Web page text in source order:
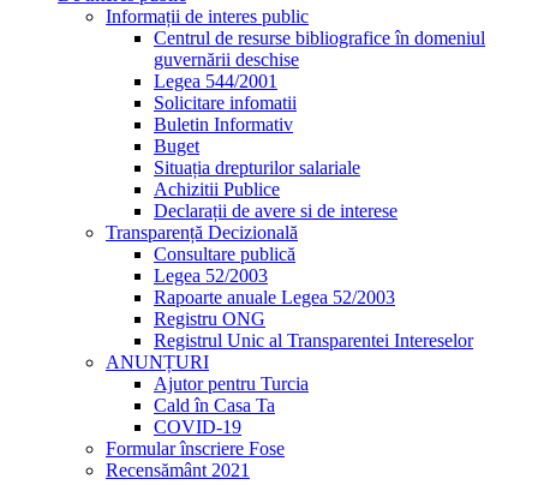
Informații de interes public
Centrul de resurse bibliografice în domeniul
guvernării deschise
Legea 544/2001
Solicitare infomatii
Buletin Informativ
Buget
Situația drepturilor salariale
Achizitii Publice
Declarații de avere si de interese
Transparență Decizională
Consultare publică
Legea 52/2003
Rapoarte anuale Legea 52/2003
Registru ONG
Registrul Unic al Transparentei Intereselor
ANUNȚURI
Ajutor pentru Turcia
Cald în Casa Ta
COVID-19
Formular înscriere Fose
Recensământ 2021